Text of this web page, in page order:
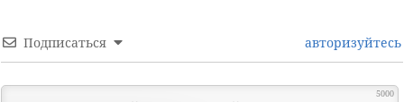
Подписаться авторизуйтесь
5000